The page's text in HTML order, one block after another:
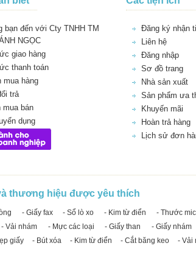
bạn đến với Cty TNHH TM
NGỌC
giao hàng
thanh toán
mua hàng
trả
mua bán
dụng
Đăng ký nhận
Liên hệ
Đăng nhập
Sơ đồ trang
Nhà sản xuất
Sản phẩm ưa
Khuyến mãi
Hoàn trả hàng
Lịch sử đơn
thương hiệu được yêu thích
- Giấy fax - Sổ lò xo - Kim từ điển - Thước
- Vải nhám - Mực các loại - Giấy than - Giấy nhám
giấy - Bút xóa - Kim từ điển - Cắt băng keo - Vải